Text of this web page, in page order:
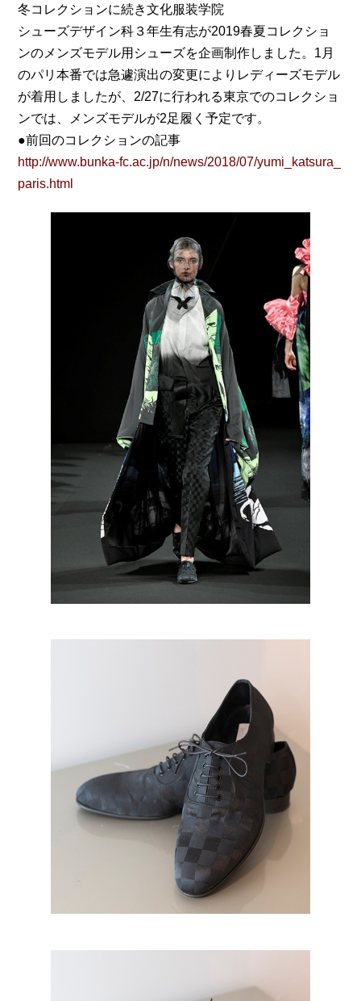
冬コレクションに続き文化服装学院
シューズデザイン科３年生有志が2019春夏コレクショ
ンのメンズモデル用シューズを企画制作しました。1月
のパリ本番では急遽演出の変更によりレディーズモデル
が着用しましたが、2/27に行われる東京でのコレクショ
ンでは、メンズモデルが2足履く予定です。
●前回のコレクションの記事
http://www.bunka-fc.ac.jp/n/news/2018/07/yumi_katsura_
paris.html